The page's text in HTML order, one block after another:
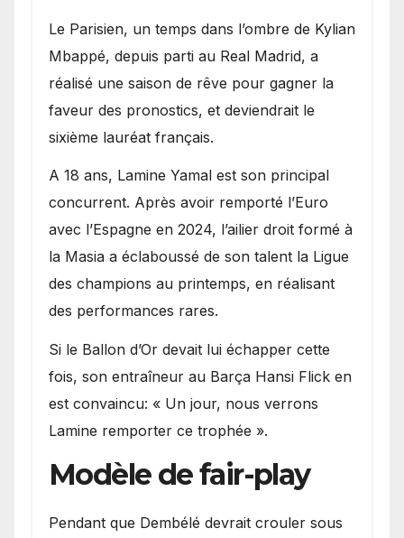
Le Parisien, un temps dans l’ombre de Kylian
Mbappé, depuis parti au Real Madrid, a
réalisé une saison de rêve pour gagner la
faveur des pronostics, et deviendrait le
sixième lauréat français.
A 18 ans, Lamine Yamal est son principal
concurrent. Après avoir remporté l’Euro
avec l’Espagne en 2024, l’ailier droit formé à
la Masia a éclaboussé de son talent la Ligue
des champions au printemps, en réalisant
des performances rares.
Si le Ballon d’Or devait lui échapper cette
fois, son entraîneur au Barça Hansi Flick en
est convaincu: « Un jour, nous verrons
Lamine remporter ce trophée ».
Modèle de fair-play
Pendant que Dembélé devrait crouler sous